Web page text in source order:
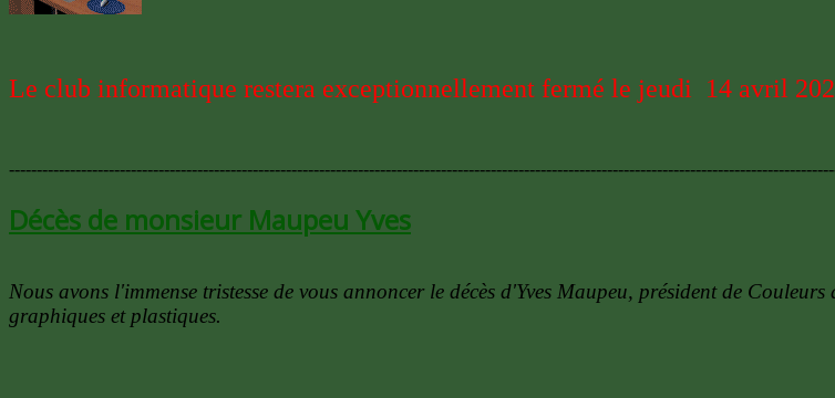
Le club informatique restera exceptionnellement fermé le jeudi 14 avril
Décès de monsieur Maupeu Yves
Nous avons l'immense tristesse de vous annoncer le décès d'Yves Maupeu, président de
graphiques et plastiques.